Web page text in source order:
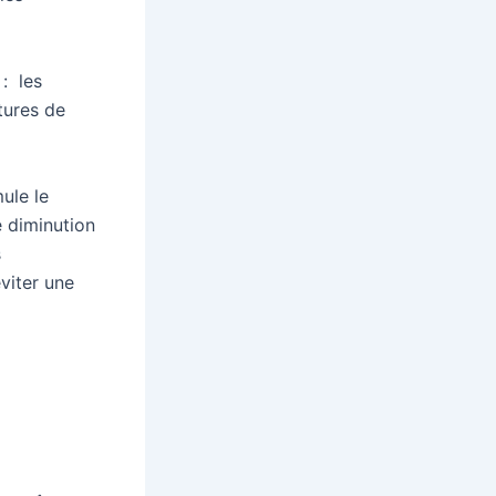
: les
de
le
diminution
une